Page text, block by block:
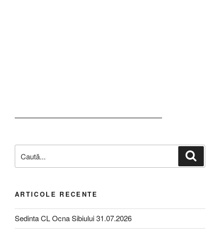
ARTICOLE RECENTE
Sedinta CL Ocna Sibiului 31.07.2026